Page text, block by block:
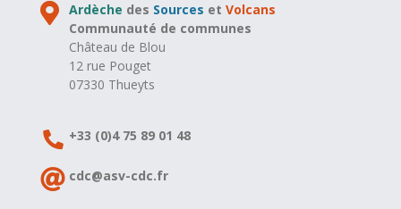
Ardèche des Sources etVolcans
Communauté de communes
Château de Blou
12 rue Pouget
07330 Thueyts
+33 (0)4 75 89 01 48
cdc@asv-cdc.fr